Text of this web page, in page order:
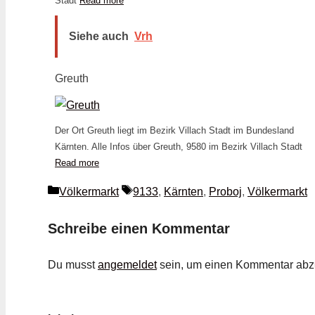
Siehe auch Vrh
Greuth
Der Ort Greuth liegt im Bezirk Villach Stadt im Bundesland
Kärnten. Alle Infos über Greuth, 9580 im Bezirk Villach Stadt
Read more
Kategorien
Völkermarkt Schlagwörter
9133, Kärnten, Proboj, Völkermarkt
Schreibe einen Kommentar
Du musstangemeldetsein, um einen Kommentar